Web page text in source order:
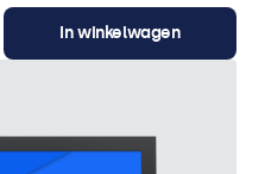
In winkelwagen